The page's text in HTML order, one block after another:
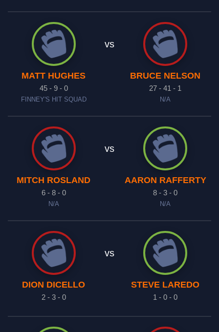
MATT HUGHES
45 - 9 - 0
FINNEY'S HIT SQUAD
vs
BRUCE NELSON
27 - 41 - 1
N/A
MITCH ROSLAND
6 - 8 - 0
N/A
vs
AARON RAFFERTY
8 - 3 - 0
N/A
DION DICELLO
2 - 3 - 0
vs
STEVE LAREDO
1 - 0 - 0